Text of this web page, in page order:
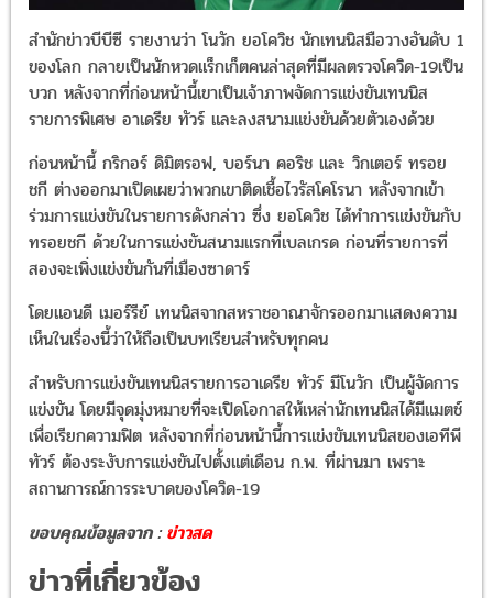
สำนักข่าวบีบีซี รายงานว่า โนวัก ยอโควิช นักเทนนิสมือวางอันดับ 1
ของโลก กลายเป็นนักหวดแร็กเก็ตคนล่าสุดที่มีผลตรวจโควิด-19เป็น
บวก หลังจากที่ก่อนหน้านี้เขาเป็นเจ้าภาพจัดการแข่งขันเทนนิส
รายการพิเศษ อาเดรีย ทัวร์ และลงสนามแข่งขันด้วยตัวเองด้วย
ก่อนหน้านี้ กริกอร์ ดิมิตรอฟ, บอร์นา คอริช และ วิกเตอร์ ทรอย
ชกี ต่างออกมาเปิดเผยว่าพวกเขาติดเชื้อไวรัสโคโรนา หลังจากเข้า
ร่วมการแข่งขันในรายการดังกล่าว ซึ่ง ยอโควิช ได้ทำการแข่งขันกับ
ทรอยชกี ด้วยในการแข่งขันสนามแรกที่เบลเกรด ก่อนที่รายการที่
สองจะเพิ่งแข่งขันกันที่เมืองซาดาร์
โดยแอนดี เมอร์รีย์ เทนนิสจากสหราชอาณาจักรออกมาแสดงความ
เห็นในเรื่องนี้ว่าให้ถือเป็นบทเรียนสำหรับทุกคน
สำหรับการแข่งขันเทนนิสรายการอาเดรีย ทัวร์ มีโนวัก เป็นผู้จัดการ
แข่งขัน โดยมีจุดมุ่งหมายที่จะเปิดโอกาสให้เหล่านักเทนนิสได้มีแมตช์
เพื่อเรียกความฟิต หลังจากที่ก่อนหน้านี้การแข่งขันเทนนิสของเอทีพี
ทัวร์ ต้องระงับการแข่งขันไปตั้งแต่เดือน ก.พ. ที่ผ่านมา เพราะ
สถานการณ์การระบาดของโควิด-19
ขอบคุณข้อมูลจาก :ข่าวสด
ข่าวที่เกี่ยวข้อง